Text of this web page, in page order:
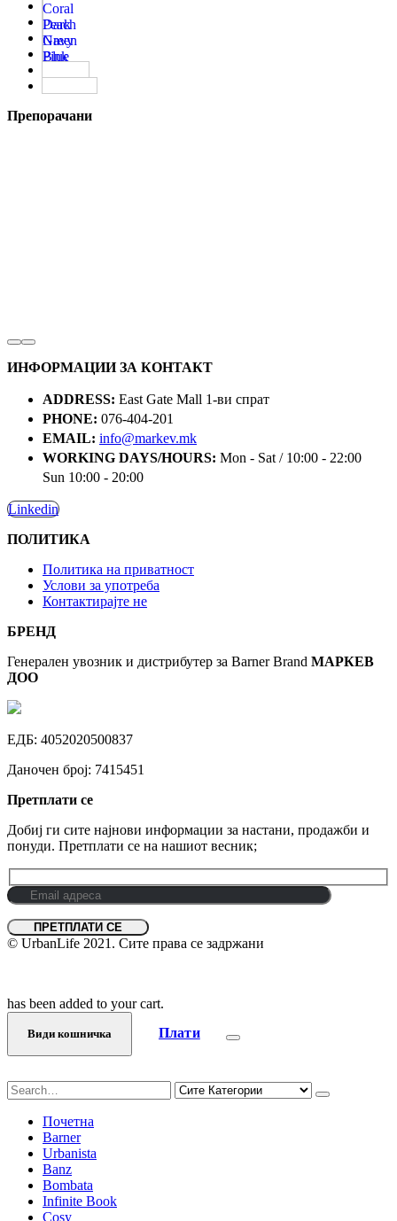
Coral
Peach
Dark
Green
Navy
Blue
Pink
Препорачани
ИНФОРМАЦИИ ЗА КОНТАКТ
ADDRESS: East Gate Mall 1-ви спрат
PHONE: 076-404-201
EMAIL: info@markev.mk
WORKING DAYS/HOURS: Mon - Sat / 10:00 - 22:00
Sun 10:00 - 20:00
Linkedin
ПОЛИТИКА
Политика на приватност
Услови за употреба
Контактирајте не
БРЕНД
Генерален увозник и дистрибутер за Barner Brand МАРКЕВ
ДОО
ЕДБ: 4052020500837
Даночен број: 7415451
Претплати се
Добиј ги сите најнови информации за настани, продажби и
понуди. Претплати се на нашиот весник;
© UrbanLife 2021. Сите права се задржани
has been added to your cart.
Види кошничка Плати
Почетна
Barner
Urbanista
Banz
Bombata
Infinite Book
Cosy